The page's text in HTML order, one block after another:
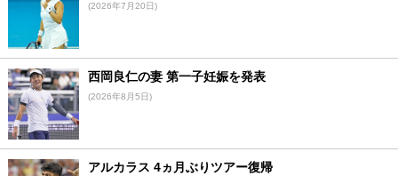
(2026年7月20日)
西岡良仁の妻 第一子妊娠を発表
(2026年8月5日)
アルカラス 4ヵ月ぶりツアー復帰